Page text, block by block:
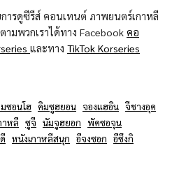
รดูซีรีส์ คอนเทนต์ ภาพยนตร์เกาหลี
มพวกเราได้ทาง Facebook คอ
และทาง TikTok Korseries
ซอนโฮ คิมซูฮยอน จองแฮอิน จีชางอุค
าหลี ซูจี นัมจูฮยอก พัคซอจุน
หนังเกาหลีสนุก อีจงซอก อีซึงกิ